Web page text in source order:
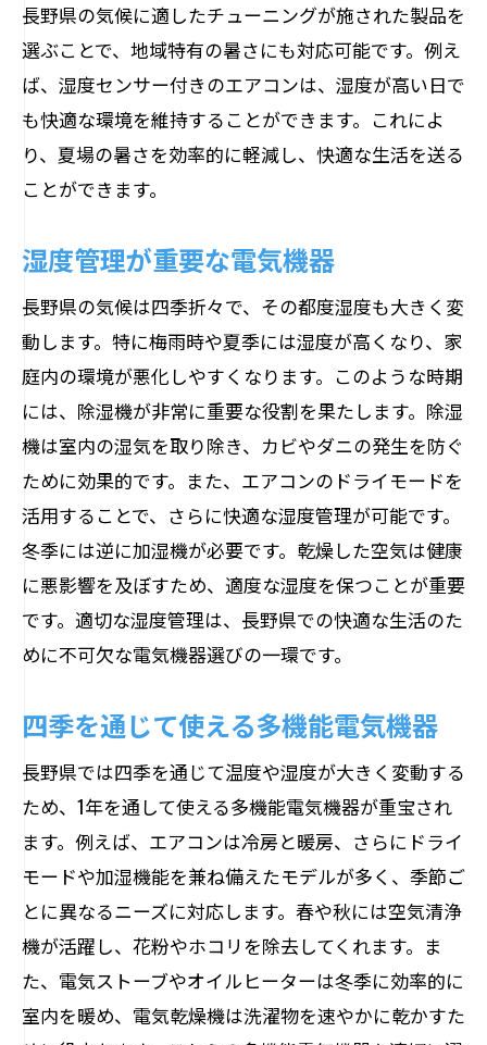
長野県の気候に適したチューニングが施された製品を
選ぶことで、地域特有の暑さにも対応可能です。例え
ば、湿度センサー付きのエアコンは、湿度が高い日で
も快適な環境を維持することができます。これによ
り、夏場の暑さを効率的に軽減し、快適な生活を送る
ことができます。
湿度管理が重要な電気機器
長野県の気候は四季折々で、その都度湿度も大きく変
動します。特に梅雨時や夏季には湿度が高くなり、家
庭内の環境が悪化しやすくなります。このような時期
には、除湿機が非常に重要な役割を果たします。除湿
機は室内の湿気を取り除き、カビやダニの発生を防ぐ
ために効果的です。また、エアコンのドライモードを
活用することで、さらに快適な湿度管理が可能です。
冬季には逆に加湿機が必要です。乾燥した空気は健康
に悪影響を及ぼすため、適度な湿度を保つことが重要
です。適切な湿度管理は、長野県での快適な生活のた
めに不可欠な電気機器選びの一環です。
四季を通じて使える多機能電気機器
長野県では四季を通じて温度や湿度が大きく変動する
ため、1年を通して使える多機能電気機器が重宝され
ます。例えば、エアコンは冷房と暖房、さらにドライ
モードや加湿機能を兼ね備えたモデルが多く、季節ご
とに異なるニーズに対応します。春や秋には空気清浄
機が活躍し、花粉やホコリを除去してくれます。ま
た、電気ストーブやオイルヒーターは冬季に効率的に
室内を暖め、電気乾燥機は洗濯物を速やかに乾かすた